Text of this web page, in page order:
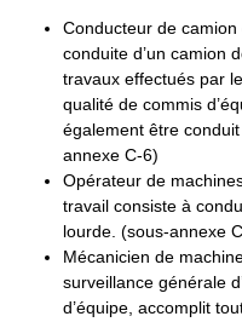
Conducteur de camion
conduite d’un camion
travaux effectués par
qualité de commis
également être
annexe C-6)
Opérateur de
travail consiste à
lourde. (sous-annexe
Mécanicien de
surveillance générale
d’équipe, accomplit